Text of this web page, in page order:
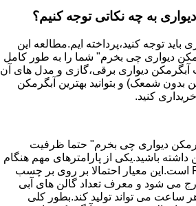
به چه نکاتی توجه کنیم؟
باید توجه کنید،پرداخته ایم.مطالعه این
دیواری چی بخرم" شما را به طور کامل
آبگرمکن دیواری برقی،گازی و مدل های آن
بدون شمعک) و بتوانید بهترین آبگرمکن
کنید.
دیواری چی بخرم" حتما ظرفیت
داشته باشید.یکی از پارامترهای مهم هنگام
خرید آبگرمکن،معیار FHR است.این معیار احتمالا بر روی بر چسب
می شود و معرف تعداد گالن های آبی
ساعت می تواند تولید کند.بطور کلی